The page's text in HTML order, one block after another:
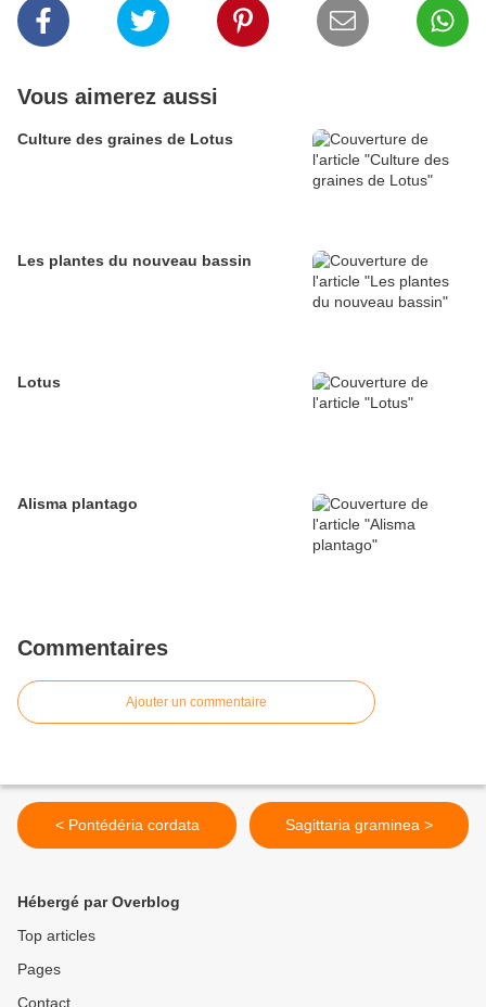
Vous aimerez aussi
Culture des graines de Lotus
Les plantes du nouveau bassin
Lotus
Alisma plantago
Commentaires
Ajouter un commentaire
< Pontédéria cordata Sagittaria graminea >
Hébergé par Overblog
Top articles
Pages
Contact